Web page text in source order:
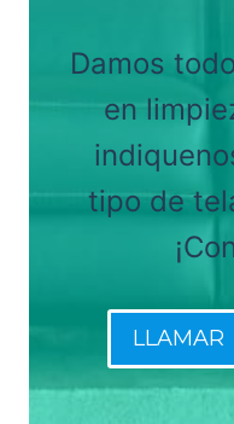
Damos
en
tipo de
LLAMAR